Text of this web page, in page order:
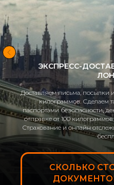
ЭКСПРЕСС-
Доставляем письма, посылки
килограммов. Сделаем
паспортами безопасности,
отправке от 100
Страхование и онлайн
СКОЛЬКО
ДОКУМЕНТОВ